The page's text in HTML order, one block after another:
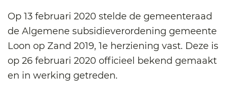
Op 13 februari 2020 stelde de gemeenteraad
de Algemene subsidieverordening gemeente
Loon op Zand 2019, 1e herziening vast. Deze is
op 26 februari 2020 officieel bekend gemaakt
en in werking getreden.